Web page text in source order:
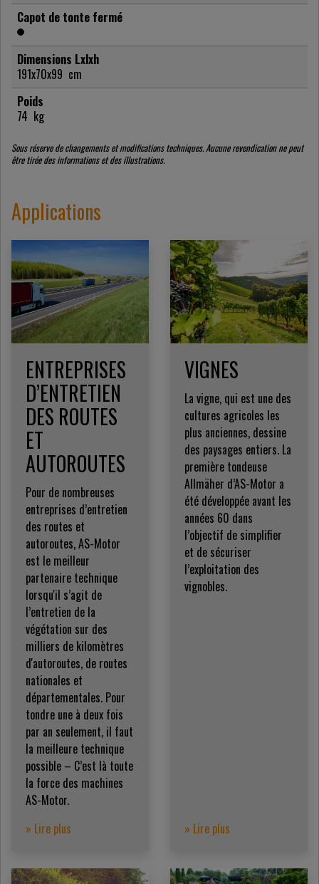
Capot de tonte fermé
Dimensions Lxlxh
191x70x99 cm
Poids
74 kg
Sous réserve de changements et modifications techniques. Aucune revendication ne peut
être tirée des informations et des illustrations.
Applications
ENTREPRISES
D’ENTRETIEN
DES ROUTES
ET
AUTOROUTES
Pour de nombreuses
entreprises d’entretien
des routes et
autoroutes, AS-Motor
est le meilleur
partenaire technique
lorsqu'il s’agit de
l’entretien de la
végétation sur des
milliers de kilomètres
d'autoroutes, de routes
nationales et
départementales. Pour
tondre une à deux fois
par an seulement, il faut
la meilleure technique
possible – C’est là toute
la force des machines
AS-Motor.
» Lire plus
VIGNES
La vigne, qui est une des
cultures agricoles les
plus anciennes, dessine
des paysages entiers. La
première tondeuse
Allmäher d’AS-Motor a
été développée avant les
années 60 dans
l’objectif de simplifier
et de sécuriser
l’exploitation des
vignobles.
» Lire plus